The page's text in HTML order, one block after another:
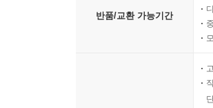
반품/교환 가능기간